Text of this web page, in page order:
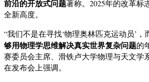
前沿的开放式问题著称。2025年的改革标
全新高度。
“我们不是在寻找‘物理奥林匹克运动员’，
够用物理学思维解决真实世界复杂问题的
赛委员会主席、滑铁卢大学物理与天文学
在发布会上强调。